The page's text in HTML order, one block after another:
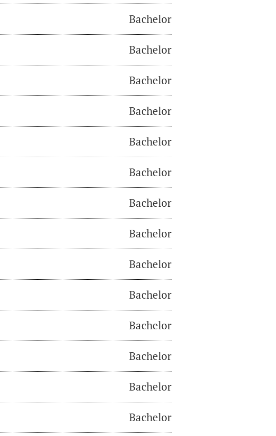
Bachelor
Bachelor
Bachelor
Bachelor
Bachelor
Bachelor
Bachelor
Bachelor
Bachelor
Bachelor
Bachelor
Bachelor
Bachelor
Bachelor